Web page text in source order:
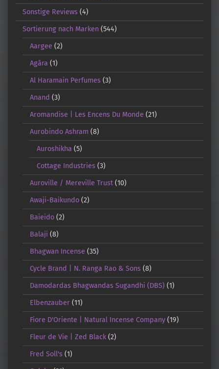
Sonstige Reviews (4)
Sortierung nach Marken (544)
Aargee (2)
Agāra (1)
Al Haramain Perfumes(3)
Anand (3)
Aromandise | Les Encens Du Monde (21)
Aurobindo Ashram (8)
Auroshikha (5)
Cottage Industries (3)
Auroville / Mereville Trust(10)
Awaji-Baikundo(2)
Baieido(2)
Balaji (8)
Bhagwan Incense (35)
Cycle Brand | N. Ranga Rao & Sons(8)
Damodardas Bhagwandas Sugandhi (DBS) (1)
Elbenzauber(11)
Fiore D'Oriente | Natural Incense Company(19)
Fleur de Vie | Zed Black(2)
Fred Soll's(1)